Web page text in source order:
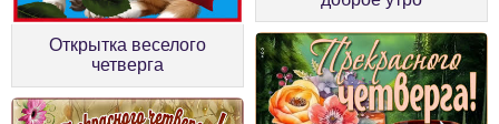
Открытка веселого
четверга